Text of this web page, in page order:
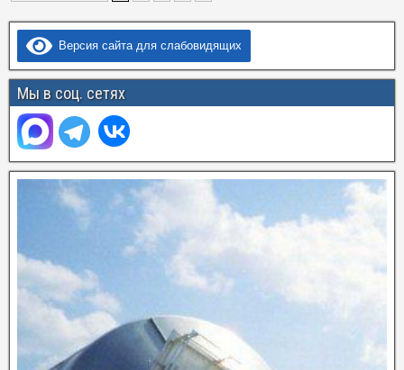
Версия сайта для слабовидящих
Мы в соц. сетях